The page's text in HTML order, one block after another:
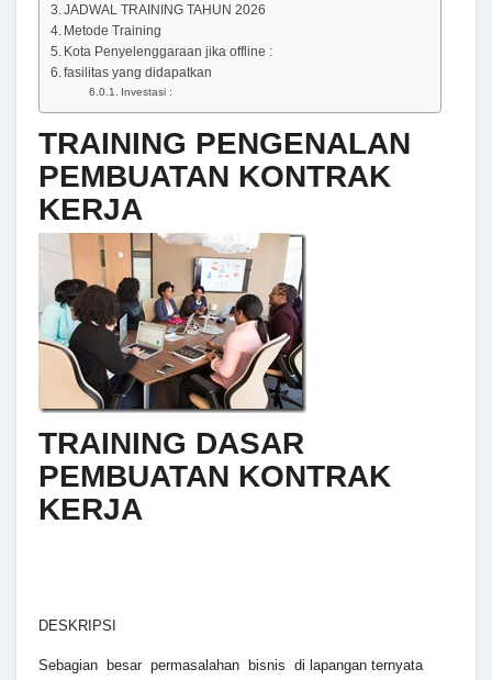
JADWAL TRAINING TAHUN 2026
Metode Training
Kota Penyelenggaraan jika offline :
fasilitas yang didapatkan
Investasi :
TRAINING PENGENALAN
PEMBUATAN KONTRAK
KERJA
TRAINING DASAR
PEMBUATAN KONTRAK
KERJA
DESKRIPSI
Sebagian besar permasalahan bisnis di lapangan ternyata